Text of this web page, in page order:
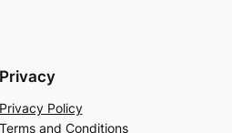
Privacy
Privacy Policy
Terms and Conditions